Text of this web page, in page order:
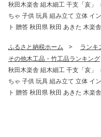
秋田木楽舎 組木細工 干支「亥」
ちゃ 子供 玩具 組み立て 立体 イ
ト 贈答 秋田県 秋田 あきた 木楽
ふるさと納税ホーム ランキ
その他木工品・竹工品ランキング
秋田木楽舎 組木細工 干支「亥」
ちゃ 子供 玩具 組み立て 立体 イ
ト 贈答 秋田県 秋田 あきた 木楽